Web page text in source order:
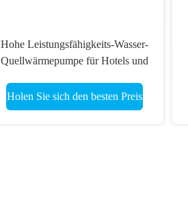
Hohe Leistungsfähigkeits-Wasser-
Quellwärmepumpe für Hotels und
Holen Sie sich den besten Preis